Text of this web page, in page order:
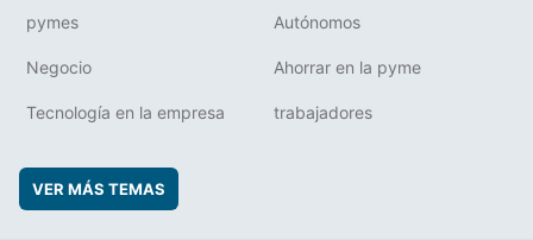
pymes Autónomos
Negocio Ahorrar en la pyme
Tecnología en la empresa trabajadores
VER MÁS TEMAS